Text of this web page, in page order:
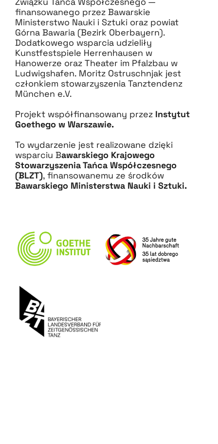
finansowanego przez Bawarskie
Ministerstwo Nauki i Sztuki oraz powiat
Górna Bawaria (Bezirk Oberbayern).
Dodatkowego wsparcia udzieliły
Kunstfestspiele Herrenhausen w
Hanowerze oraz Theater im Pfalzbau w
Ludwigshafen. Moritz Ostruschnjak jest
członkiem stowarzyszenia Tanztendenz
München e.V.
Projekt współfinansowany przez Instytut
Goethego w Warszawie.
To wydarzenie jest realizowane dzięki
wsparciu Bawarskiego Krajowego
Stowarzyszenia Tańca Współczesnego
(BLZT), finansowanemu ze środków
Bawarskiego Ministerstwa Nauki i Sztuki.